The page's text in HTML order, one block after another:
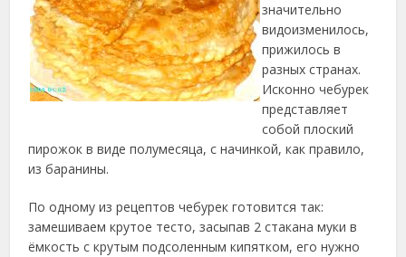
значительно
видоизменилось,
прижилось в
разных странах.
Исконно чебурек
представляет
собой плоский
пирожок в виде полумесяца, с начинкой, как правило,
из баранины.
По одному из рецептов чебурек готовится так:
замешиваем крутое тесто, засыпав 2 стакана муки в
ёмкость с крутым подсоленным кипятком, его нужно